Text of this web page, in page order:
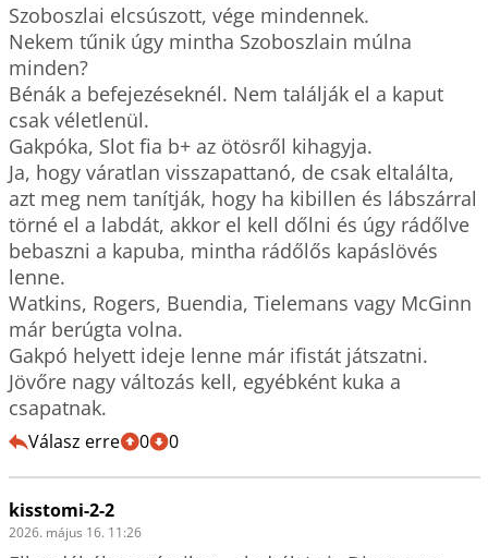
Szoboszlai elcsúszott, vége mindennek.
Nekem tűnik úgy mintha Szoboszlain múlna
minden?
Bénák a befejezéseknél. Nem találják el a kaput
csak véletlenül.
Gakpóka, Slot fia b+ az ötösről kihagyja.
Ja, hogy váratlan visszapattanó, de csak eltalálta,
azt meg nem tanítják, hogy ha kibillen és lábszárral
törné el a labdát, akkor el kell dőlni és úgy rádőlve
bebaszni a kapuba, mintha rádőlős kapáslövés
lenne.
Watkins, Rogers, Buendia, Tielemans vagy McGinn
már berúgta volna.
Gakpó helyett ideje lenne már ifistát játszatni.
Jövőre nagy változás kell, egyébként kuka a
csapatnak.
Válasz erre 0 0
kisstomi-2-2
2026. május 16. 11:26